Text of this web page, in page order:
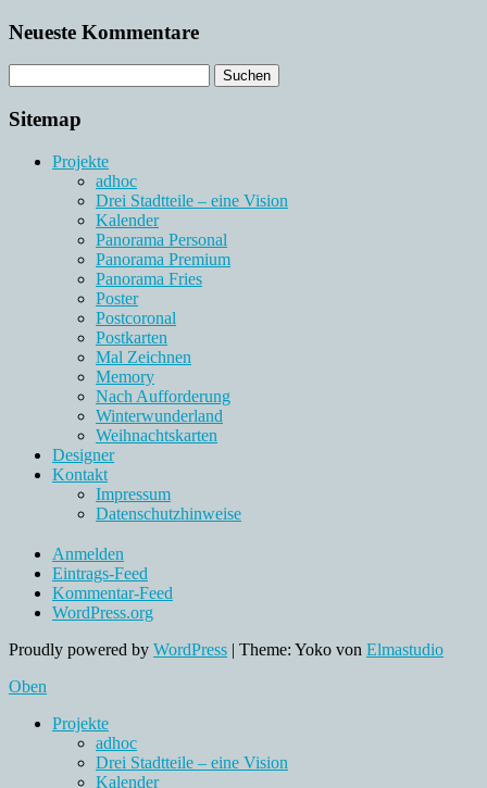
Neueste Kommentare
Sitemap
Projekte
adhoc
Drei Stadtteile – eine Vision
Kalender
Panorama Personal
Panorama Premium
Panorama Fries
Poster
Postcoronal
Postkarten
Mal Zeichnen
Memory
Nach Aufforderung
Winterwunderland
Weihnachtskarten
Designer
Kontakt
Impressum
Datenschutzhinweise
Anmelden
Eintrags-Feed
Kommentar-Feed
WordPress.org
Proudly powered by WordPress | Theme: Yoko von Elmastudio
Oben
Projekte
adhoc
Drei Stadtteile – eine Vision
Kalender